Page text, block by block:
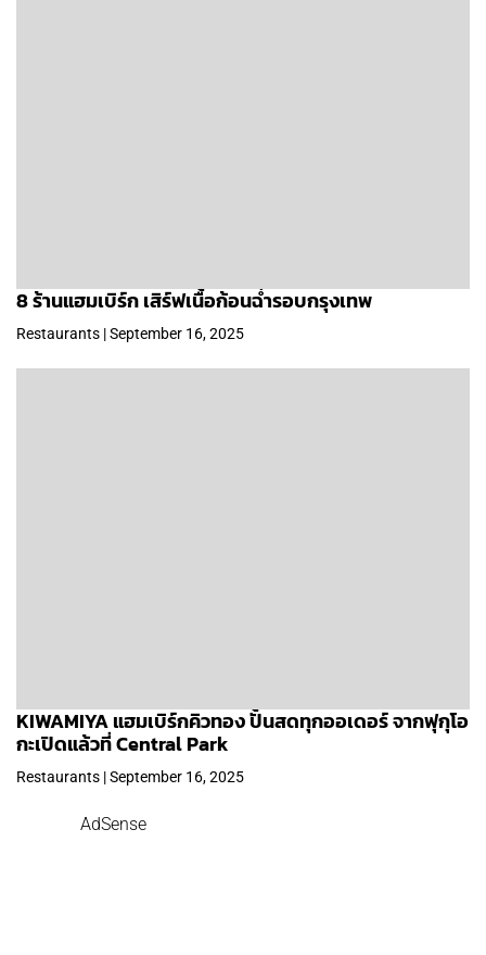
8 ร้านแฮมเบิร์ก เสิร์ฟเนื้อก้อนฉ่ำรอบกรุงเทพ
Restaurants | September 16, 2025
KIWAMIYA แฮมเบิร์กคิวทอง ปั้นสดทุกออเดอร์ จากฟุกุโอ
กะเปิดแล้วที่ Central Park
Restaurants | September 16, 2025
AdSense